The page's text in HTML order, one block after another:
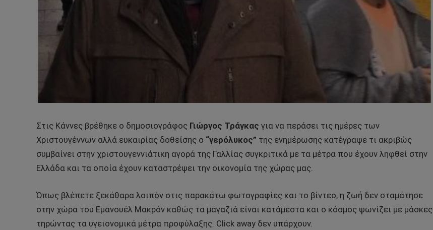
Στις Κάννες βρέθηκε ο δημοσιογράφος Γιώργος Τράγκας για να περάσει τις ημέρες των
Χριστουγέννων αλλά ευκαιρίας δοθείσης ο “γερόλυκος” της ενημέρωσης κατέγραψε τι ακριβώς
συμβαίνει στην χριστουγεννιάτικη αγορά της Γαλλίας συγκριτικά με τα μέτρα που έχουν ληφθεί στην
Ελλάδα και τα οποία έχουν καταστρέψει την οικονομία της χώρας μας.
Όπως βλέπετε ξεκάθαρα λοιπόν στις παρακάτω φωτογραφίες και το βίντεο, η ζωή δεν σταμάτησε
στην χώρα του Εμανουέλ Μακρόν καθώς τα μαγαζιά είναι κατάμεστα και ο κόσμος ψωνίζει με μάσκες
τηρώντας τα υγειονομικά μέτρα προφύλαξης. Click away δεν υπάρχουν.